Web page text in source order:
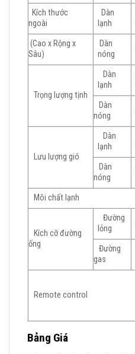
Kích thước
ngoài
Dàn
lạnh
(Cao x Rộng x
Sâu)
Dàn
nóng
Trọng lượng tịnh
Dàn
lạnh
Dàn
nóng
Lưu lượng gió
Dàn
lạnh
Dàn
nóng
Môi chất lạnh
Kích cỡ đường
ống
Đường
lỏng
Đường
gas
Remote control
Bảng Giá